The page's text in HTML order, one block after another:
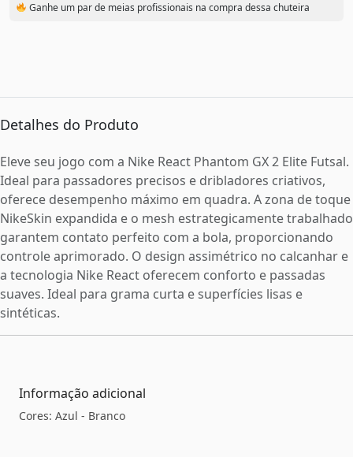
Ganhe um par de meias profissionais na compra dessa chuteira
Detalhes do Produto
Eleve seu jogo com a Nike React Phantom GX 2 Elite Futsal.
Ideal para passadores precisos e dribladores criativos,
oferece desempenho máximo em quadra. A zona de toque
NikeSkin expandida e o mesh estrategicamente trabalhado
garantem contato perfeito com a bola, proporcionando
controle aprimorado. O design assimétrico no calcanhar e
a tecnologia Nike React oferecem conforto e passadas
suaves. Ideal para grama curta e superfícies lisas e
sintéticas.
Informação adicional
Cores: Azul - Branco